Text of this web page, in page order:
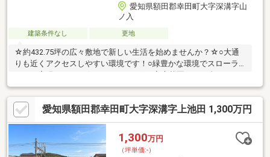
愛知県額田郡幸田町大字深溝字山
ノ入
建築条件なし 更地
☆約432.75坪の広々敷地で新しい生活を始めませんか？☆○大通
りも近くアクセスしやすい環境です！○緑豊かな環境でスローラ
す 【 お問合せは、こちらまで 】 ＼ 0120-07-
1644 ／☆お客様の物件のご希望をお聞かせください！☆資料
請求・案内予約はもちろん、気になったことなど何でもお気軽に
お問い合わせください。お待ちしております（＾＾）
愛知県額田郡幸田町大字深溝字上池田 1,300万円
1,300万円
（坪単価:-）